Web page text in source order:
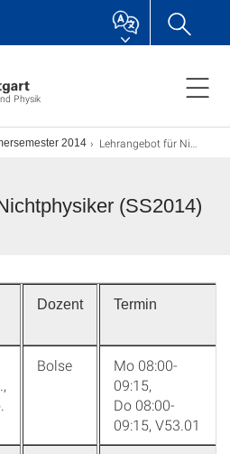
Physik
2014 Lehrangebot für Nichtphysiker (SS2014)
(SS2014)
Dozent Termin
Bolse
Mo 08:00-
09:15,
Do 08:00-
09:15, V53.01